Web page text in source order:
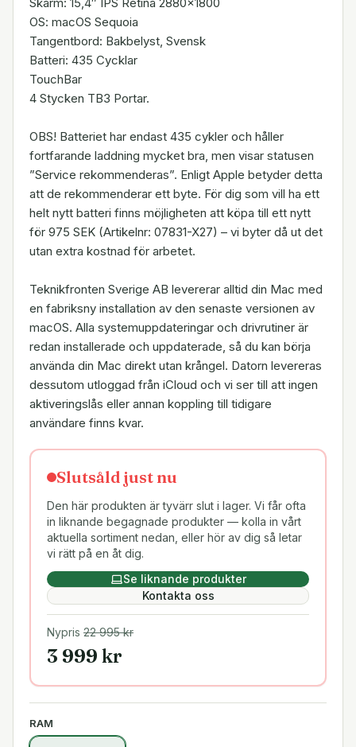
OS: macOS Sequoia
Tangentbord: Bakbelyst, Svensk
Batteri: 435 Cycklar
TouchBar
4 Stycken TB3 Portar.
OBS! Batteriet har endast 435 cykler och håller
fortfarande laddning mycket bra, men visar statusen
”Service rekommenderas”. Enligt Apple betyder detta
att de rekommenderar ett byte. För dig som vill ha ett
helt nytt batteri finns möjligheten att köpa till ett nytt
för 975 SEK (Artikelnr: 07831-X27) – vi byter då ut det
utan extra kostnad för arbetet.
Teknikfronten Sverige AB levererar alltid din Mac med
en fabriksny installation av den senaste versionen av
macOS. Alla systemuppdateringar och drivrutiner är
redan installerade och uppdaterade, så du kan börja
använda din Mac direkt utan krångel. Datorn levereras
dessutom utloggad från iCloud och vi ser till att ingen
aktiveringslås eller annan koppling till tidigare
användare finns kvar.
Slutsåld just nu
Den här produkten är tyvärr slut i lager. Vi får ofta
in liknande begagnade produkter — kolla in vårt
aktuella sortiment nedan, eller hör av dig så letar
vi rätt på en åt dig.
Se liknande produkter
Kontakta oss
Nypris 22 995kr
3 999 kr
RAM